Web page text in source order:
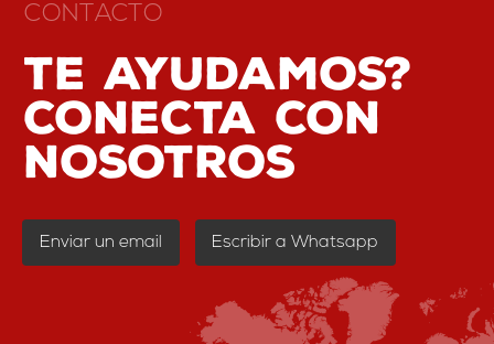
CONTACTO
Te ayudamos?
conecta con
nosotros
Enviar un email Escribir a Whatsapp